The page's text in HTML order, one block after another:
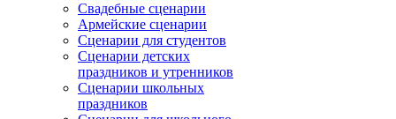
Свадебные сценарии
Армейские сценарии
Сценарии для студентов
Сценарии детских
праздников и утренников
Сценарии школьных
праздников